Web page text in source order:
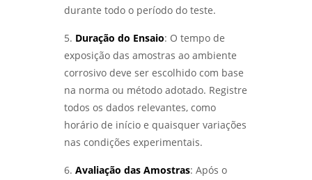
TORNAR UM PROFISSIONAL RECONHECIDO NA
ÁREA - LABMETAL
ENSAIOS MECÂNICOS: COMO GARANTIR A
QUALIDADE E A SEGURANÇA DOS MATERIAIS
UTILIZADOS - LABMETAL
ENSAIOS MECÂNICOS DE MATERIAIS
APLICAÇÕES PRÁTICAS - LABMETAL
durante todo o período do teste.
5. Duração do Ensaio: O tempo de
exposição das amostras ao ambiente
corrosivo deve ser escolhido com base
na norma ou método adotado. Registre
todos os dados relevantes, como
horário de início e quaisquer variações
nas condições experimentais.
6. Avaliação das Amostras: Após o